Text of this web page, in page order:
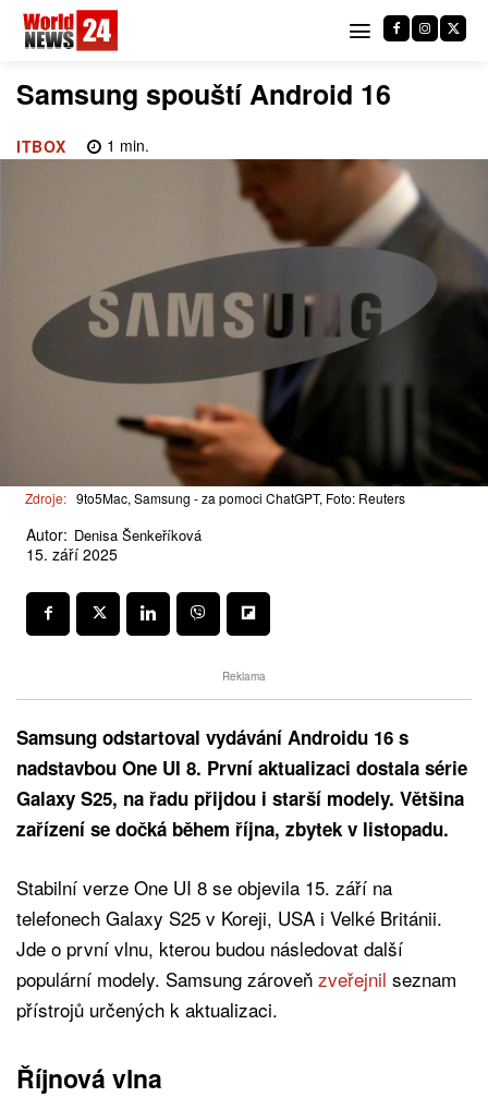
Samsung spouští Android 16
ITBOX 1 min.
Zdroje: 9to5Mac, Samsung - za pomoci ChatGPT, Foto: Reuters
Autor: Denisa Šenkeříková
15. září 2025
Reklama
Samsung odstartoval vydávání Androidu 16 s
nadstavbou One UI 8. První aktualizaci dostala série
Galaxy S25, na řadu přijdou i starší modely. Většina
zařízení se dočká během října, zbytek v listopadu.
Stabilní verze One UI 8 se objevila 15. září na
telefonech Galaxy S25 v Koreji, USA i Velké Británii.
Jde o první vlnu, kterou budou následovat další
populární modely. Samsung zároveň zveřejnil seznam
přístrojů určených k aktualizaci.
Říjnová vlna